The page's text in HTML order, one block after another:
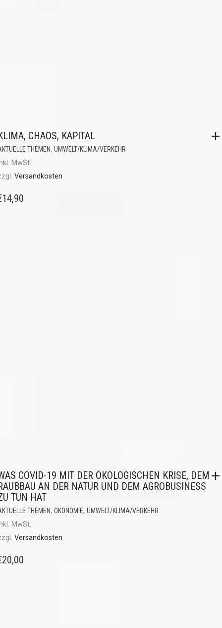
CHAOS, KAPITAL
THEMEN, UMWELT/KLIMA/VERKEHR
MwSt.
Versandkosten
14,90
COVID-19 MIT DER ÖKOLOGISCHEN KRISE, DEM
AN DER NATUR UND DEM AGROBUSINESS
TUN HAT
THEMEN, ÖKONOMIE, UMWELT/KLIMA/VERKEHR
MwSt.
Versandkosten
20,00